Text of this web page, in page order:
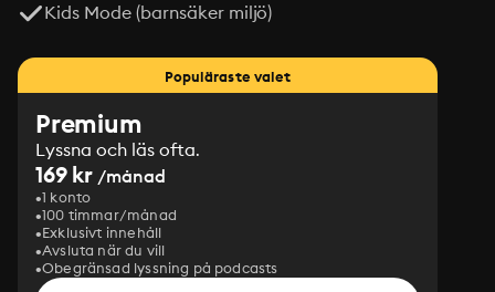
Kids Mode (barnsäker miljö)
Populäraste valet
Premium
Lyssna och läs ofta.
169 kr /månad
1 konto
100 timmar/månad
Exklusivt innehåll
Avsluta när du vill
Obegränsad lyssning på podcasts